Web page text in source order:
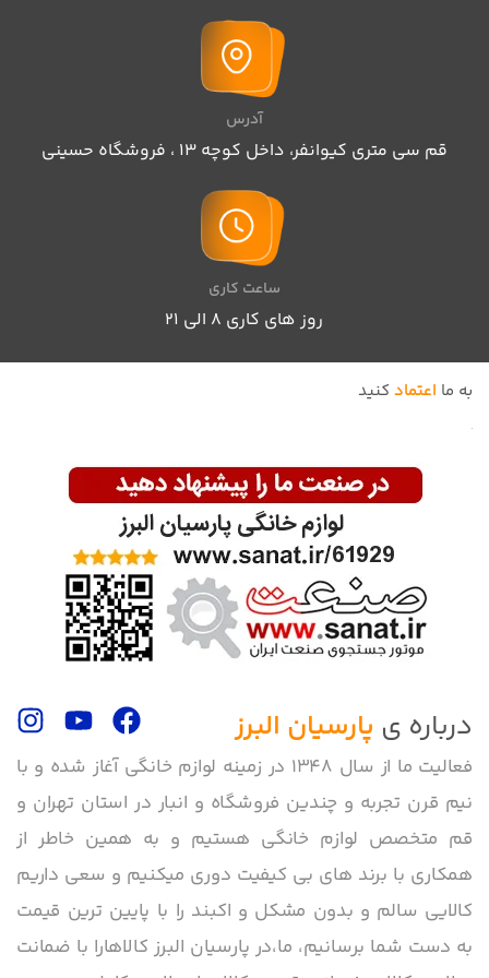
آدرس
قم سی متری کیوانفر، داخل کوچه 13 ، فروشگاه حسینی
ساعت کاری
روز های کاری 8 الی ۲۱
درباره ی پارسیان البرز
فعالیت ما از سال 1348 در زمینه لوازم خانگی آغاز شده و با
نیم قرن تجربه و چندین فروشگاه و انبار در استان تهران و
قم متخصص لوازم خانگی هستیم و به همین خاطر از
همکاری با برند های بی کیفیت دوری میکنیم و سعی داریم
کالایی سالم و بدون مشکل و اکبند را با پایین ترین قیمت
به دست شما برسانیم، ما،در پارسیان البرز کالاهارا با ضمانت
به ما اعتماد کنید